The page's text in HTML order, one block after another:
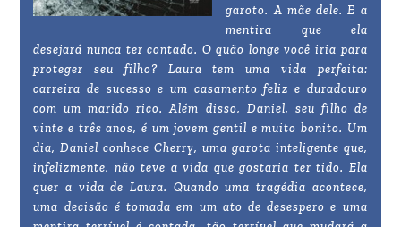
garoto. A mãe dele. E a
mentira que ela
desejará nunca ter contado. O quão longe você iria para
proteger seu filho? Laura tem uma vida perfeita:
carreira de sucesso e um casamento feliz e duradouro
com um marido rico. Além disso, Daniel, seu filho de
vinte e três anos, é um jovem gentil e muito bonito. Um
dia, Daniel conhece Cherry, uma garota inteligente que,
infelizmente, não teve a vida que gostaria ter tido. Ela
quer a vida de Laura. Quando uma tragédia acontece,
uma decisão é tomada em um ato de desespero e uma